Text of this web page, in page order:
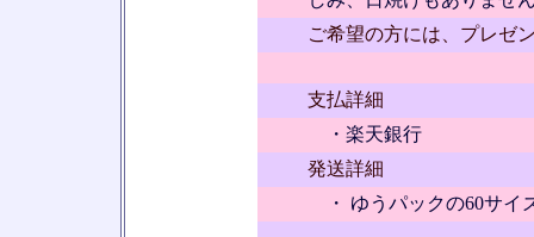
ご希望の方には、プレゼ
支払詳細
・楽天銀行
発送詳細
・ ゆうパックの60サイ